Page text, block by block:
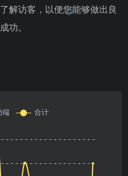
解访客，以便您能够做出良
功。